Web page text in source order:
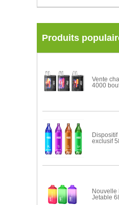
Produits
Vente
4000
exclusif
Nouvelle
Jetable